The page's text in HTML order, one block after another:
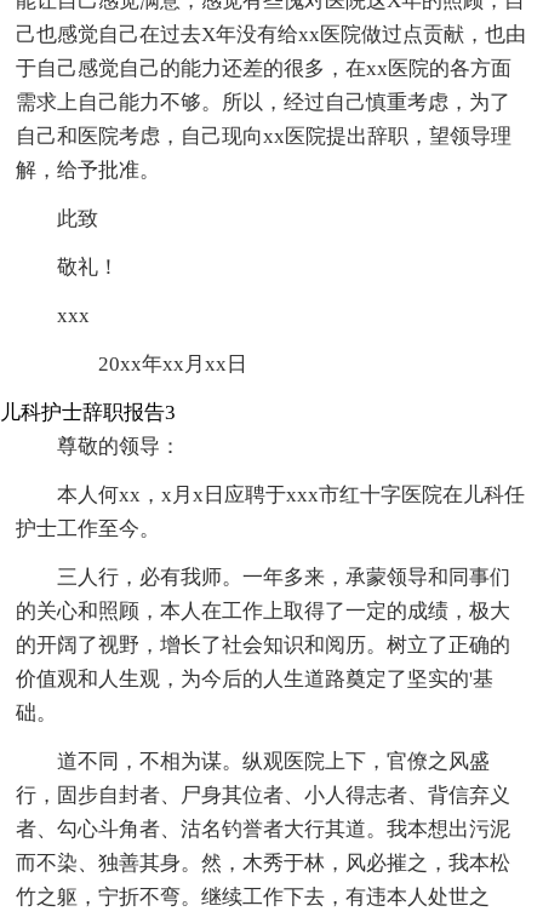
己也感觉自己在过去X年没有给xx医院做过点贡献，也由
于自己感觉自己的能力还差的很多，在xx医院的各方面
需求上自己能力不够。所以，经过自己慎重考虑，为了
自己和医院考虑，自己现向xx医院提出辞职，望领导理
解，给予批准。
此致
敬礼！
xxx
20xx年xx月xx日
儿科护士辞职报告3
尊敬的领导：
本人何xx，x月x日应聘于xxx市红十字医院在儿科任
护士工作至今。
三人行，必有我师。一年多来，承蒙领导和同事们
的关心和照顾，本人在工作上取得了一定的成绩，极大
的开阔了视野，增长了社会知识和阅历。树立了正确的
价值观和人生观，为今后的人生道路奠定了坚实的'基
础。
道不同，不相为谋。纵观医院上下，官僚之风盛
行，固步自封者、尸身其位者、小人得志者、背信弃义
者、勾心斗角者、沽名钓誉者大行其道。我本想出污泥
而不染、独善其身。然，木秀于林，风必摧之，我本松
竹之躯，宁折不弯。继续工作下去，有违本人处世之